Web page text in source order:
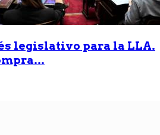
legislativo para la LLA.